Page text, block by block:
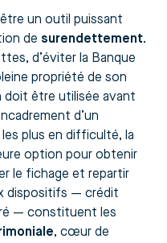
un outil puissant
de surendettement.
d’éviter la Banque
propriété de son
doit être utilisée avant
d’un
plus en difficulté, la
option pour obtenir
le fichage et repartir
dispositifs — crédit
— constituent les
, cœur de